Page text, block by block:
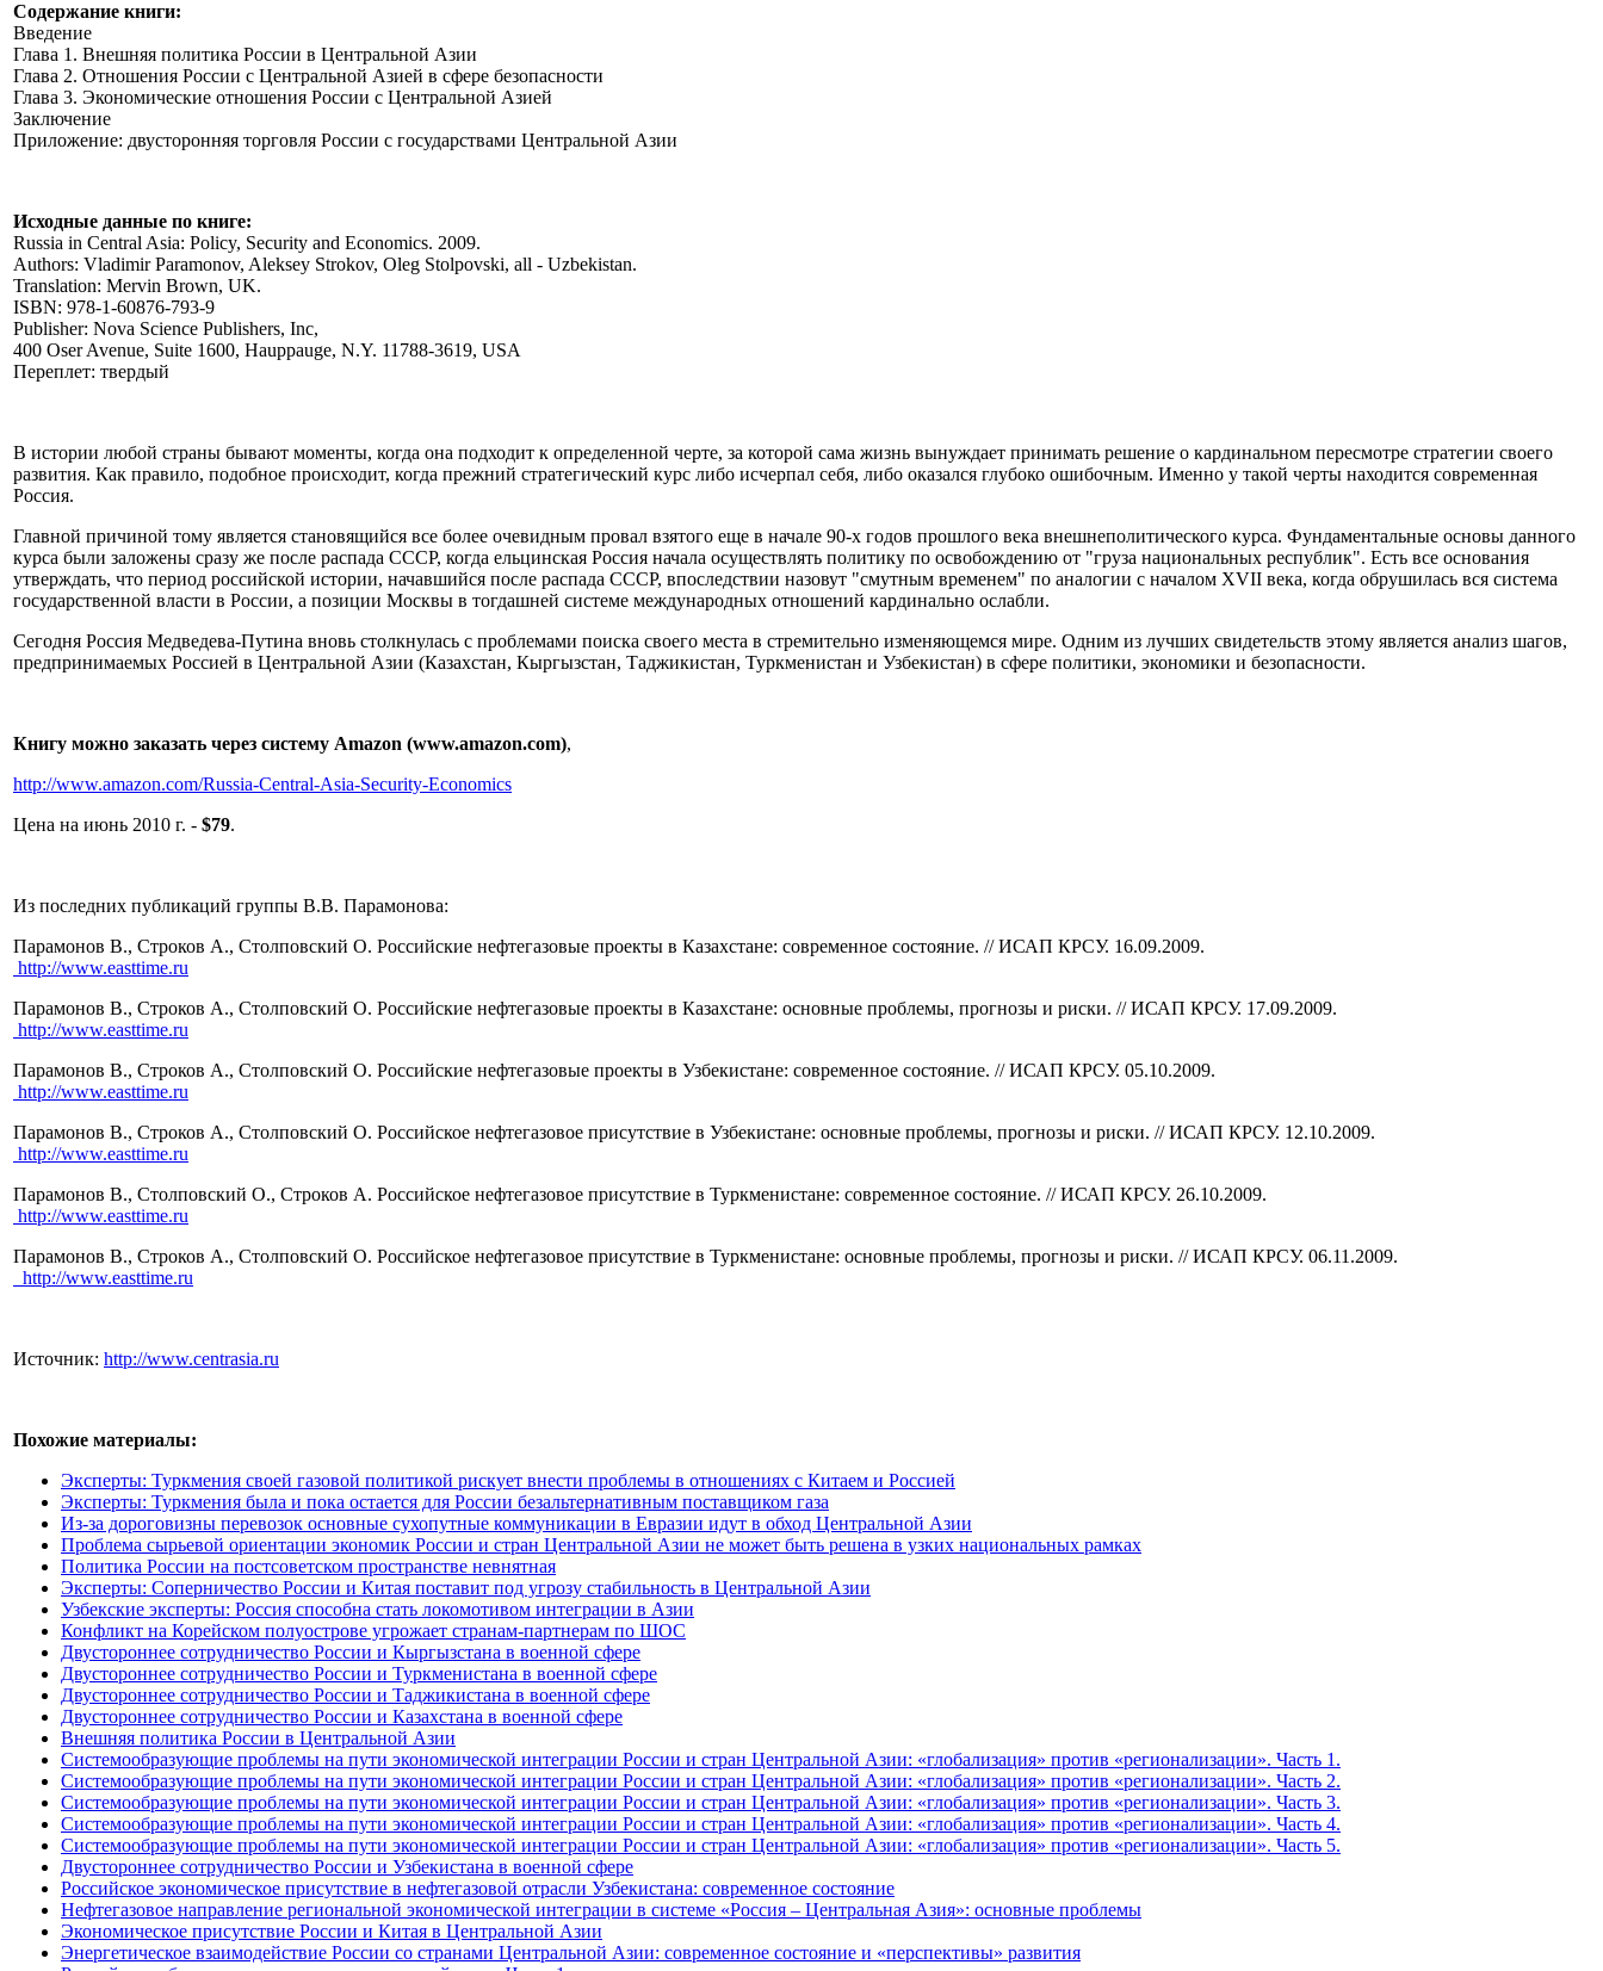
Содержание книги:
Введение
Глава 1. Внешняя политика России в Центральной Азии
Глава 2. Отношения России с Центральной Азией в сфере безопасности
Глава 3. Экономические отношения России с Центральной Азией
Заключение
Приложение: двусторонняя торговля России с государствами Центральной Азии
Исходные данные по книге:
Russia in Central Asia: Policy, Security and Economics. 2009.
Authors: Vladimir Paramonov, Aleksey Strokov, Oleg Stolpovski, all - Uzbekistan.
Translation: Mervin Brown, UK.
ISBN: 978-1-60876-793-9
Publisher: Nova Science Publishers, Inc,
400 Oser Avenue, Suite 1600, Hauppauge, N.Y. 11788-3619, USA
Переплет: твердый
В истории любой страны бывают моменты, когда она подходит к определенной черте, за которой сама жизнь вынуждает принимать решение о кардинальном пересмотре стратегии своего
развития. Как правило, подобное происходит, когда прежний стратегический курс либо исчерпал себя, либо оказался глубоко ошибочным. Именно у такой черты находится современная
Россия.
Главной причиной тому является становящийся все более очевидным провал взятого еще в начале 90-х годов прошлого века внешнеполитического курса. Фундаментальные основы данного
курса были заложены сразу же после распада СССР, когда ельцинская Россия начала осуществлять политику по освобождению от "груза национальных республик". Есть все основания
утверждать, что период российской истории, начавшийся после распада СССР, впоследствии назовут "смутным временем" по аналогии с началом XVII века, когда обрушилась вся система
государственной власти в России, а позиции Москвы в тогдашней системе международных отношений кардинально ослабли.
Сегодня Россия Медведева-Путина вновь столкнулась с проблемами поиска своего места в стремительно изменяющемся мире. Одним из лучших свидетельств этому является анализ шагов,
предпринимаемых Россией в Центральной Азии (Казахстан, Кыргызстан, Таджикистан, Туркменистан и Узбекистан) в сфере политики, экономики и безопасности.
Книгу можно заказать через систему Amazon (www.amazon.com),
http://www.amazon.com/Russia-Central-Asia-Security-Economics
Цена на июнь 2010 г. - $79.
Из последних публикаций группы В.В. Парамонова:
Парамонов В., Строков А., Столповский О. Российские нефтегазовые проекты в Казахстане: современное состояние. // ИСАП КРСУ. 16.09.2009.
http://www.easttime.ru
Парамонов В., Строков А., Столповский О. Российские нефтегазовые проекты в Казахстане: основные проблемы, прогнозы и риски. // ИСАП КРСУ. 17.09.2009.
http://www.easttime.ru
Парамонов В., Строков А., Столповский О. Российские нефтегазовые проекты в Узбекистане: современное состояние. // ИСАП КРСУ. 05.10.2009.
http://www.easttime.ru
Парамонов В., Строков А., Столповский О. Российское нефтегазовое присутствие в Узбекистане: основные проблемы, прогнозы и риски. // ИСАП КРСУ. 12.10.2009.
http://www.easttime.ru
Парамонов В., Столповский О., Строков А. Российское нефтегазовое присутствие в Туркменистане: современное состояние. // ИСАП КРСУ. 26.10.2009.
http://www.easttime.ru
Парамонов В., Строков А., Столповский О. Российское нефтегазовое присутствие в Туркменистане: основные проблемы, прогнозы и риски. // ИСАП КРСУ. 06.11.2009.
http://www.easttime.ru
Источник: http://www.centrasia.ru
Похожие материалы:
Эксперты: Туркмения своей газовой политикой рискует внести проблемы в отношениях с Китаем и Россией
Эксперты: Туркмения была и пока остается для России безальтернативным поставщиком газа
Из-за дороговизны перевозок основные сухопутные коммуникации в Евразии идут в обход Центральной Азии
Проблема сырьевой ориентации экономик России и стран Центральной Азии не может быть решена в узких национальных рамках
Политика России на постсоветском пространстве невнятная
Эксперты: Соперничество России и Китая поставит под угрозу стабильность в Центральной Азии
Узбекские эксперты: Россия способна стать локомотивом интеграции в Азии
Конфликт на Корейском полуострове угрожает странам-партнерам по ШОС
Двустороннее сотрудничество России и Кыргызстана в военной сфере
Двустороннее сотрудничество России и Туркменистана в военной сфере
Двустороннее сотрудничество России и Таджикистана в военной сфере
Двустороннее сотрудничество России и Казахстана в военной сфере
Внешняя политика России в Центральной Азии
Системообразующие проблемы на пути экономической интеграции России и стран Центральной Азии: «глобализация» против «регионализации». Часть 1.
Системообразующие проблемы на пути экономической интеграции России и стран Центральной Азии: «глобализация» против «регионализации». Часть 2.
Системообразующие проблемы на пути экономической интеграции России и стран Центральной Азии: «глобализация» против «регионализации». Часть 3.
Системообразующие проблемы на пути экономической интеграции России и стран Центральной Азии: «глобализация» против «регионализации». Часть 4.
Системообразующие проблемы на пути экономической интеграции России и стран Центральной Азии: «глобализация» против «регионализации». Часть 5.
Двустороннее сотрудничество России и Узбекистана в военной сфере
Российское экономическое присутствие в нефтегазовой отрасли Узбекистана: современное состояние
Нефтегазовое направление региональной экономической интеграции в системе «Россия – Центральная Азия»: основные проблемы
Экономическое присутствие России и Китая в Центральной Азии
Энергетическое взаимодействие России со странами Центральной Азии: современное состояние и «перспективы» развития